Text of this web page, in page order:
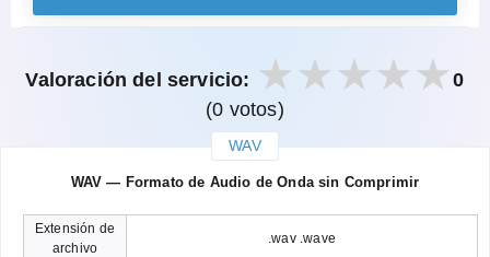
Valoración del servicio:
0
(0 votos)
WAV
WAV — Formato de Audio de Onda sin Comprimir
Extensión de
archivo
.wav .wave